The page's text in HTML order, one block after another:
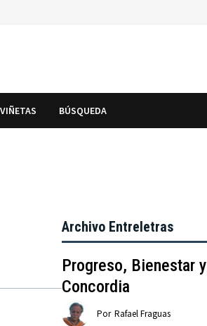
VIÑETAS BÚSQUEDA
Archivo Entreletras
Progreso, Bienestar y
Concordia
Por Rafael Fraguas